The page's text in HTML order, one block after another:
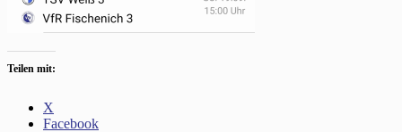
Teilen mit:
X
Facebook